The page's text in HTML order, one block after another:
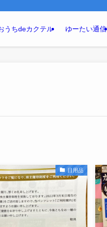
うちdeカクテル ゆーたい通信
日用品